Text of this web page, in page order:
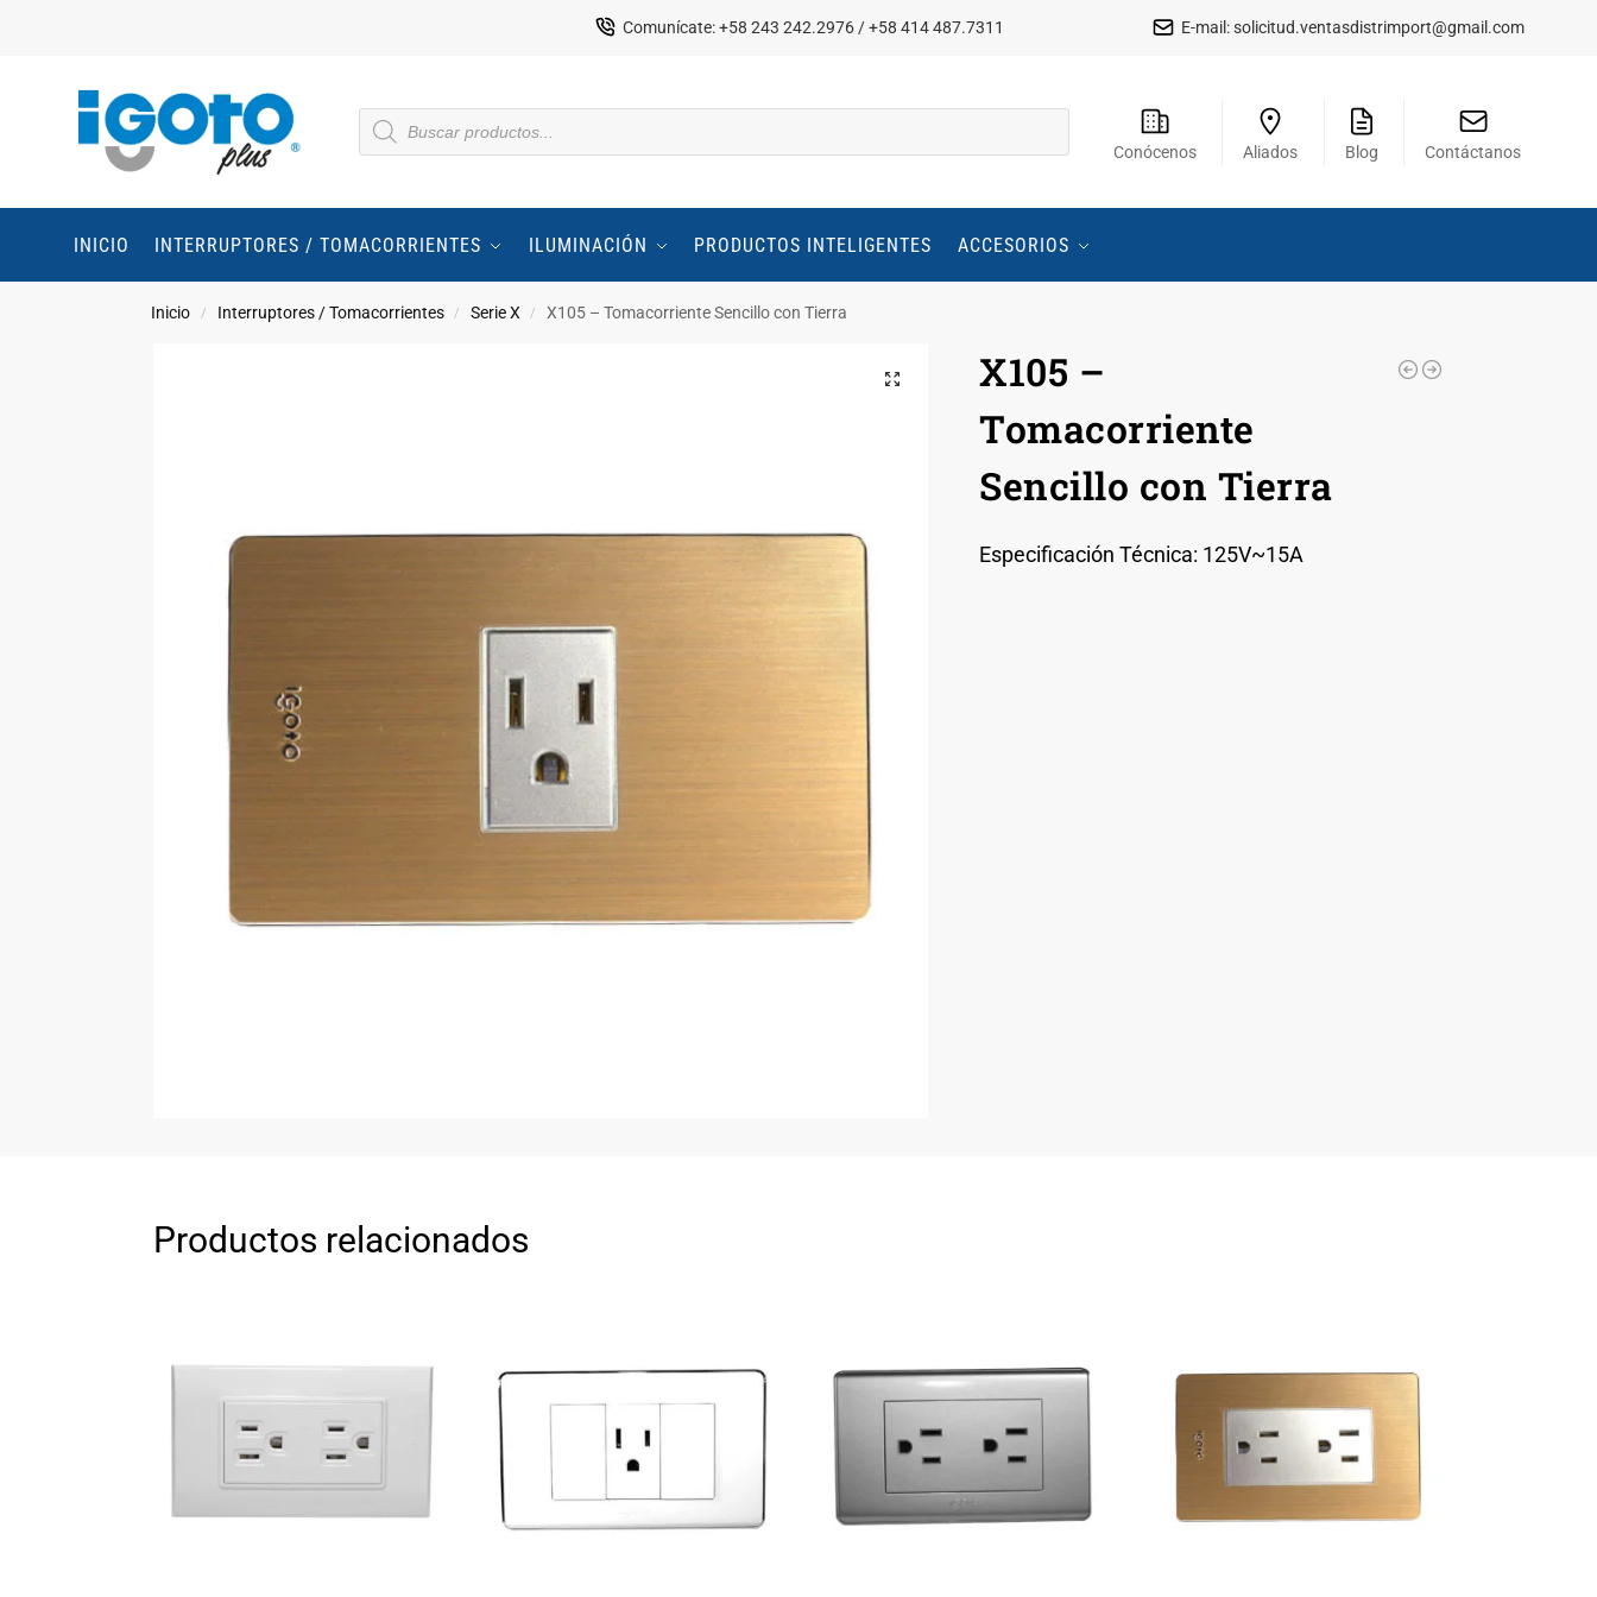
Comunícate: +58 243 242.2976 / +58 414 487.7311 E-mail:solicitud.ventasdistrimport@gmail.com
Conócenos Aliados Blog Contáctanos
INICIO INTERRUPTORES / TOMACORRIENTES ILUMINACIÓN PRODUCTOS INTELIGENTES ACCESORIOS
Inicio / Interruptores / Tomacorrientes / Serie X / X105 – Tomacorriente Sencillo con Tierra
X105 –
Tomacorriente
Sencillo con Tierra
Especificación Técnica: 125V~15A
Productos relacionados